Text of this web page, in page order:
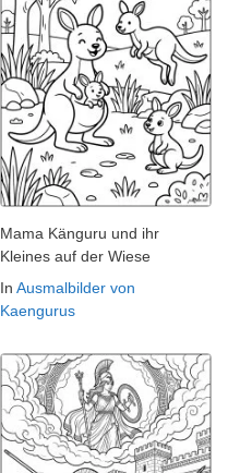
Mama Känguru und ihr
Kleines auf der Wiese
In Ausmalbilder von
Kaengurus